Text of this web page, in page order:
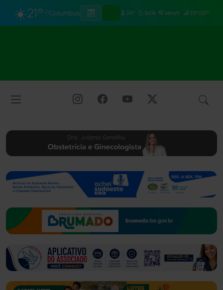
☀️21° Columbus 24° 94% 4km/h 33°/20°